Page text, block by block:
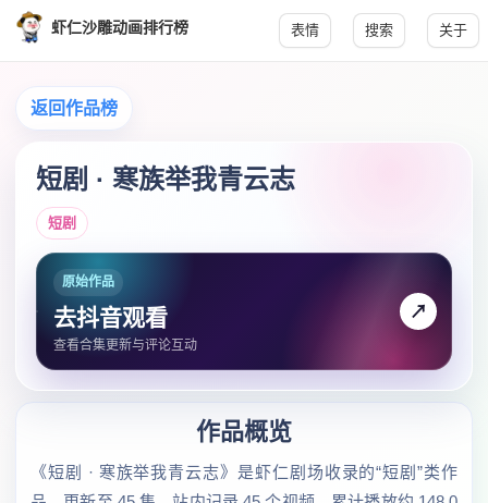
虾仁沙雕动画排行榜 表情 搜索 关于
返回作品榜
短剧 · 寒族举我青云志
短剧
原始作品
去抖音观看
查看合集更新与评论互动
↗
作品概览
《短剧 · 寒族举我青云志》是虾仁剧场收录的“短剧”类作